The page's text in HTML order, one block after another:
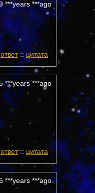
***years ***ago
ответ::цитата
***years ***ago
ответ:: цитата
***years ***ago